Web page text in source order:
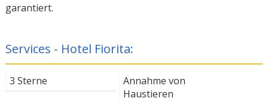
garantiert.
Services - Hotel Fiorita:
3 Sterne
Annahme von
Haustieren